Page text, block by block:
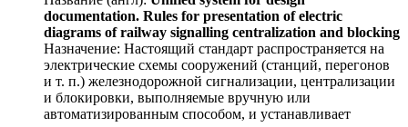
documentation. Rules for presentation of electric
diagrams of railway signalling centralization and blocking
Назначение: Настоящий стандарт распространяется на
электрические схемы сооружений (станций, перегонов
и т. п.) железнодорожной сигнализации, централизации
и блокировки, выполняемые вручную или
автоматизированным способом, и устанавливает